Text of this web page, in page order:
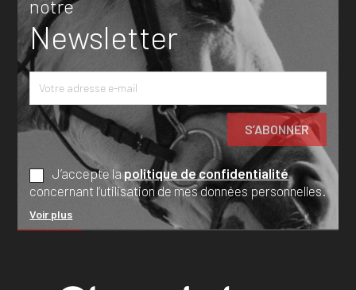
notre
Newsletter
J’accepte lapolitique de confidentialité
concernant l’utilisation de mes données personnelles.
Voir plus